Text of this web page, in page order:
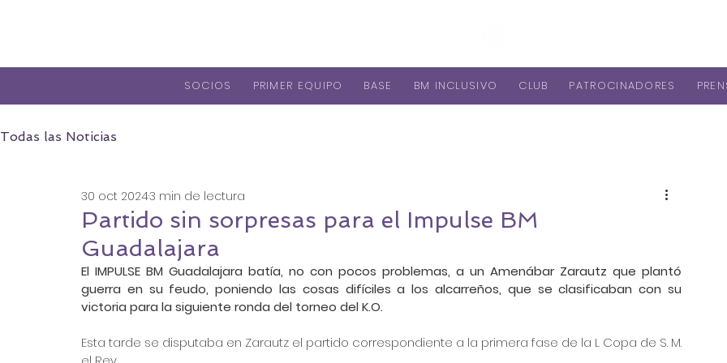
SOCIOS PRIMER EQUIPO BASE BM INCLUSIVO CLUB PATROCINADORES
Todas las Noticias
Partido sin sorpresas para el Impulse BM
Guadalajara
30 oct 20243 min de lectura
El IMPULSE BM Guadalajara batía, no con pocos problemas, a un Amenábar Zarautz que plantó
guerra en su feudo, poniendo las cosas difíciles a los alcarreños, que se clasificaban con su
victoria para la siguiente ronda del torneo del K.O.
Esta tarde se disputaba en Zarautz el partido correspondiente a la primera fase de la L Copa de S. M.